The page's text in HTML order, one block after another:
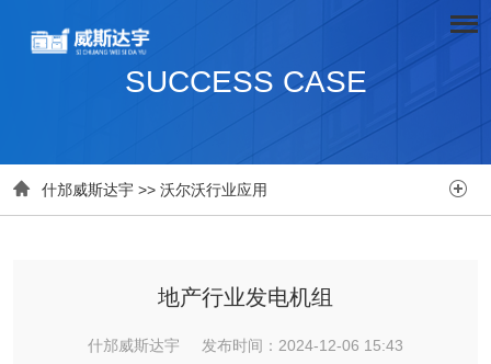
SUCCESS CASE
 什邡威斯达宇 >> 沃尔沃行业应用 
地产行业发电机组
什邡威斯达宇 发布时间：2024-12-06 15:43